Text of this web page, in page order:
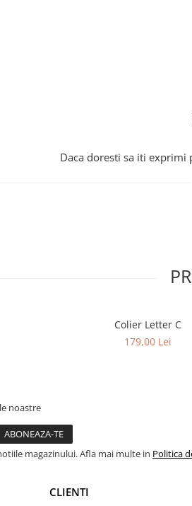
Daca doresti sa iti exprimi
Colier Letter C
179,00 Lei
noastre
magazinului. Afla mai multe in Politica
CLIENTI